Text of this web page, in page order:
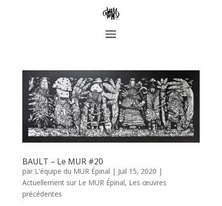
BAULT – Le MUR #20
par L'équipe du MUR Épinal | Juil 15, 2020 |
Actuellement sur Le MUR Épinal, Les œuvres
précédentes